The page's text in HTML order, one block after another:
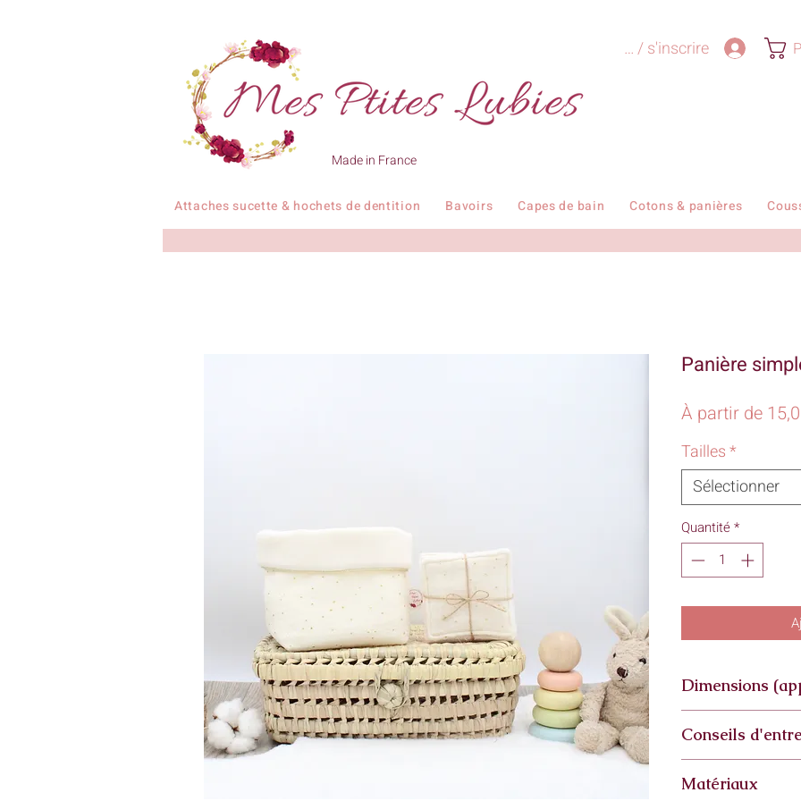
Made in France
Se connecter / s'inscrire
Attaches sucette & hochets de dentition Bavoirs Capes de bain Cotons & panières
Panière
À partir de
Tailles*
Sélectionner
Quantité*
Dimensions
Fond : 13,5 cm /
Hauteur : 13,5cm
18,5cm(droit - sans
Conseils
Essorage: doux
Matériaux